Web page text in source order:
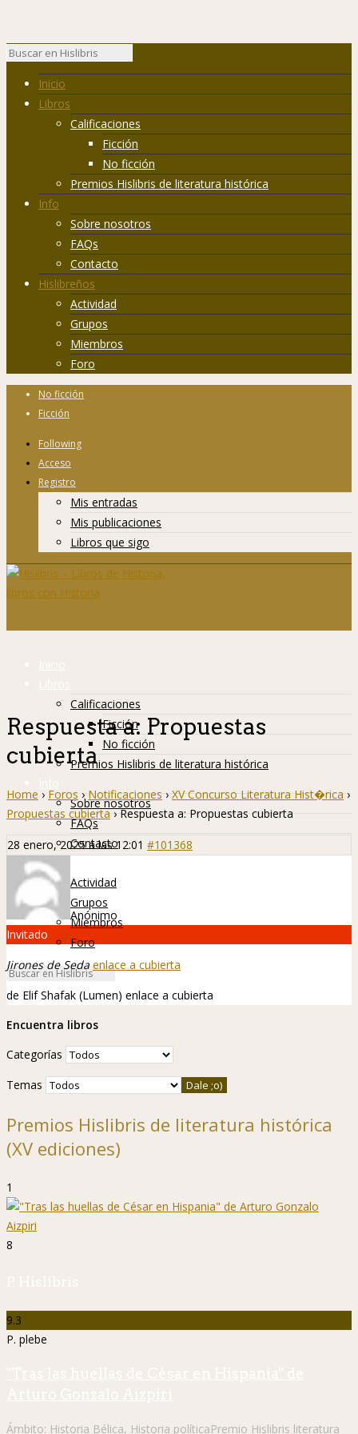
Inicio
Libros
Calificaciones
Ficción
No ficción
Premios Hislibris de literatura histórica
Info
Sobre nosotros
FAQs
Contacto
Hislibreños
Actividad
Grupos
Miembros
Foro
No ficción
Ficción
Following
Acceso
Registro
Mis entradas
Mis publicaciones
Libros que sigo
Inicio
Libros
Calificaciones
Ficción
No ficción
Premios Hislibris de literatura histórica
Info
Sobre nosotros
FAQs
Contacto
Hislibreños
Actividad
Grupos
Miembros
Foro
Respuesta a: Propuestas
cubierta
Home › Foros › Notificaciones › XV Concurso Literatura Hist�rica ›
Propuestas cubierta › Respuesta a: Propuestas cubierta
28 enero, 2025 a las 12:01 #101368
Anónimo
Invitado
Jirones de Seda enlace a cubierta
de Elif Shafak (Lumen) enlace a cubierta
Encuentra libros
Categorías
Temas
Premios Hislibris de literatura histórica
(XV ediciones)
1
8
P. Hislibris
9.3
P. plebe
"Tras las huellas de César en Hispania" de
Arturo Gonzalo Aizpiri
Ámbito: Historia Bélica, Historia políticaPremio Hislibris literatura